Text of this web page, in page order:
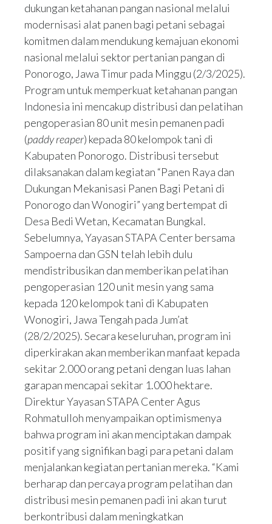
dukungan ketahanan pangan nasional melalui
modernisasi alat panen bagi petani sebagai
komitmen dalam mendukung kemajuan ekonomi
nasional melalui sektor pertanian pangan di
Ponorogo, Jawa Timur pada Minggu (2/3/2025).
Program untuk memperkuat ketahanan pangan
Indonesia ini mencakup distribusi dan pelatihan
pengoperasian 80 unit mesin pemanen padi
(paddy reaper) kepada 80 kelompok tani di
Kabupaten Ponorogo. Distribusi tersebut
dilaksanakan dalam kegiatan “Panen Raya dan
Dukungan Mekanisasi Panen Bagi Petani di
Ponorogo dan Wonogiri” yang bertempat di
Desa Bedi Wetan, Kecamatan Bungkal.
Sebelumnya, Yayasan STAPA Center bersama
Sampoerna dan GSN telah lebih dulu
mendistribusikan dan memberikan pelatihan
pengoperasian 120 unit mesin yang sama
kepada 120 kelompok tani di Kabupaten
Wonogiri, Jawa Tengah pada Jum’at
(28/2/2025). Secara keseluruhan, program ini
diperkirakan akan memberikan manfaat kepada
sekitar 2.000 orang petani dengan luas lahan
garapan mencapai sekitar 1.000 hektare.
Direktur Yayasan STAPA Center Agus
Rohmatulloh menyampaikan optimismenya
bahwa program ini akan menciptakan dampak
positif yang signifikan bagi para petani dalam
menjalankan kegiatan pertanian mereka. “Kami
berharap dan percaya program pelatihan dan
distribusi mesin pemanen padi ini akan turut
berkontribusi dalam meningkatkan